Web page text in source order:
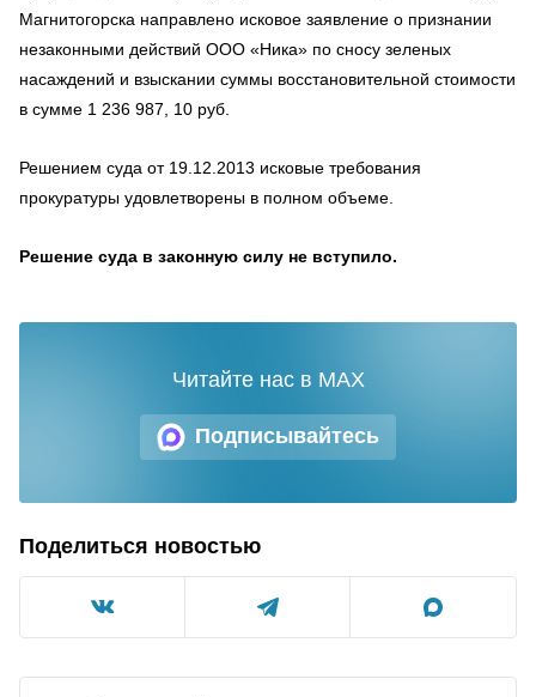
Магнитогорска направлено исковое заявление о признании
незаконными действий ООО «Ника» по сносу зеленых
насаждений и взыскании суммы восстановительной стоимости
в сумме 1 236 987, 10 руб.
Решением суда от 19.12.2013 исковые требования
прокуратуры удовлетворены в полном объеме.
Решение суда в законную силу не вступило.
Подписывайтесь
Читайте нас в MAX
Поделиться новостью